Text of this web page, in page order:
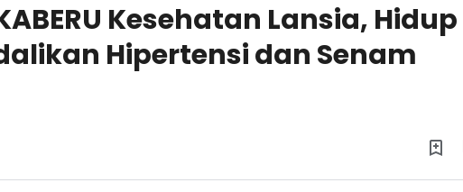
Kesehatan Lansia, Hidup
Hipertensi dan Senam